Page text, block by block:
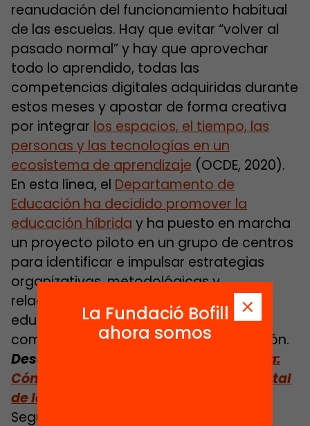
reanudación del funcionamiento habitual
de las escuelas. Hay que evitar “volver al
pasado normal” y hay que aprovechar
todo lo aprendido, todas las
competencias digitales adquiridas durante
estos meses y apostar de forma creativa
por integrar los espacios, el tiempo, las
personas y las tecnologías en un
ecosistema de aprendizaje (OCDE, 2020).
En esta línea, el Departamento de
Educación ha decidido promover la
educación híbrida y ha puesto en marcha
un proyecto piloto en un grupo de centros
para identificar e impulsar estrategias
organizativas, metodológicas y
relacionales singulares de los centros
educativos desde una perspectiva
competencial e inclusiva de la educación.
Descarga el informe
Educación híbrida:
Cómo impulsar la transformación digital
de la escuela
Según el Departamento de Educación,
La Fundació Bofill
ahora somos